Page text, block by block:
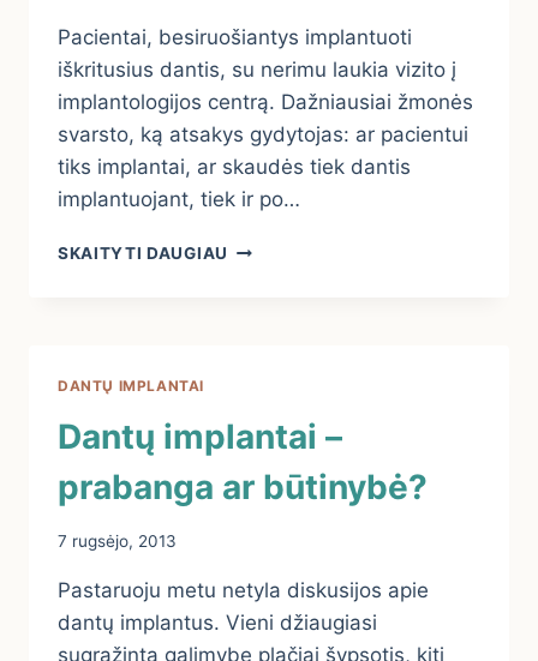
Pacientai, besiruošiantys implantuoti
iškritusius dantis, su nerimu laukia vizito į
implantologijos centrą. Dažniausiai žmonės
svarsto, ką atsakys gydytojas: ar pacientui
tiks implantai, ar skaudės tiek dantis
implantuojant, tiek ir po…
SKAITYTI DAUGIAU DANTŲ
DANTŲ IMPLANTAI
Dantų implantai –
prabanga ar būtinybė?
7 rugsėjo, 2013
Pastaruoju metu netyla diskusijos apie
dantų implantus. Vieni džiaugiasi
sugrąžinta galimybe plačiai šypsotis, kiti